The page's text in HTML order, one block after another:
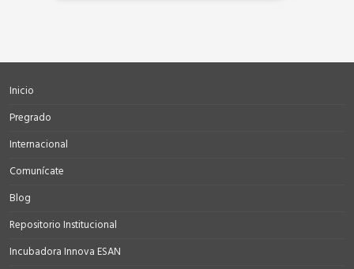
Inicio
Pregrado
Internacional
Comunícate
Blog
Repositorio Institucional
Incubadora Innova ESAN